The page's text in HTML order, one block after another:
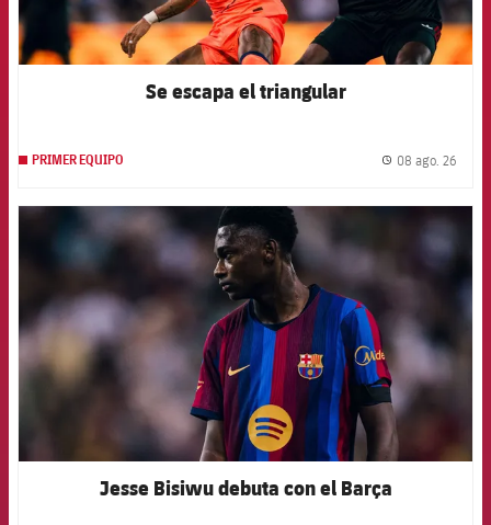
Se escapa el triangular
PRIMER EQUIPO 08 ago. 26
FCB Barcelona badge
Jesse Bisiwu debuta con el Barça